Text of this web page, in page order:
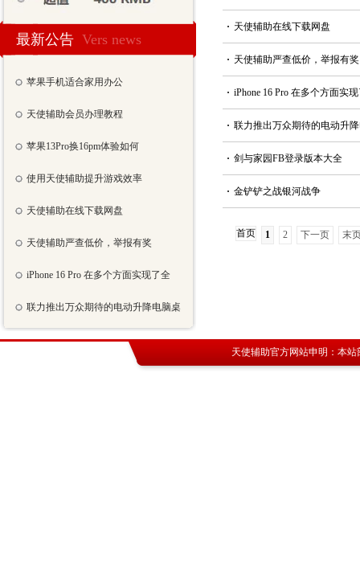
最新公告 Vers news
苹果手机适合家用办公
天使辅助会员办理教程
苹果13Pro换16pm体验如何
使用天使辅助提升游戏效率
天使辅助在线下载网盘
天使辅助严查低价，举报有奖
iPhone 16 Pro 在多个方面实现了全
联力推出万众期待的电动升降电脑桌
· 天使辅助在线下载网盘
· 天使辅助严查低价，举报有奖
· iPhone 16 Pro 在多个方面实
· 联力推出万众期待的电动升
· 剑与家园FB登录版本大全
· 金铲铲之战银河战争
首页 1 2 下一页 末
天使辅助官方网站申明：本站